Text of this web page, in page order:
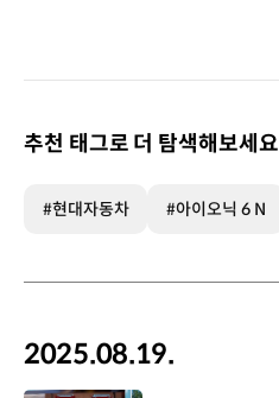
추천 태그로 더 탐색해보세요
#현대자동차 #아이오닉 6 N
2025.08.19.